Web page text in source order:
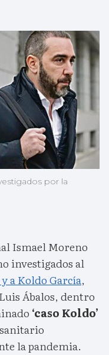
por la
Ismael Moreno
investigados al
a Koldo García,
Ábalos, dentro
‘caso Koldo’
la pandemia.